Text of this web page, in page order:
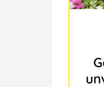
Afrika
THEMEN